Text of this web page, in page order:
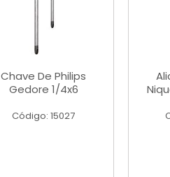
Chave De Philips
Gedore 1/4x6
Código: 15027